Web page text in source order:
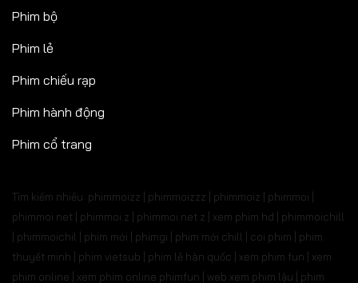
Phim bộ
Phim lẻ
Phim chiếu rạp
Phim hành động
Phim cổ trang
Tìm kiếm nhiều: phimmoizz | phimmoizzz | phimmoiz | phimmoi |
phimmoi net | phimmoi.z | phimmoi.net z | xem phim hd | phimmoichill
| phimmoichil | phim mới | phimgi | phim mới chill | coi phim | phim
thuyết minh | phim vietsub | phim lẻ hàn quốc | xem phim fun | xem
phim online | xem phim online phimfun | web xem phim lậu | phim